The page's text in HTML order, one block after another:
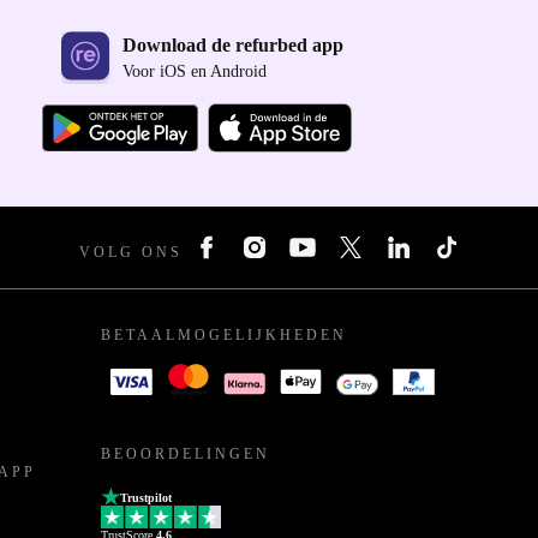
Download de refurbed app
Voor iOS en Android
VOLG ONS
BETAALMOGELIJKHEDEN
BEOORDELINGEN
Trustpilot
TrustScore 4.6